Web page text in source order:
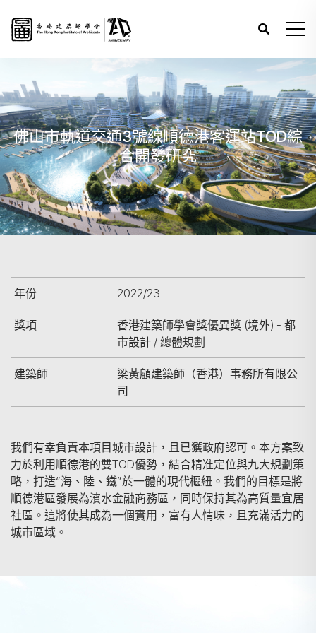
佛山市軌道交通3號線順德港客運站TOD綜
合開發研究
年份 2022/23
獎項
香港建築師學會獎優異獎 (境外) - 都
市設計 / 總體規劃
建築師
梁黃顧建築師（香港）事務所有限公
司
我們有幸負責本項目城市設計，且已獲政府認可。本方案致
力於利用順德港的雙TOD優勢，結合精准定位與九大規劃策
略，打造“海、陸、鐵”於一體的現代樞紐。我們的目標是將
順德港區發展為濱水金融商務區，同時保持其為高質量宜居
社區。這將使其成為一個實用，富有人情味，且充滿活力的
城市區域。